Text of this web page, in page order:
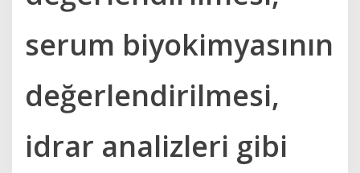
serum biyokimyasının
değerlendirilmesi,
idrar analizleri gibi